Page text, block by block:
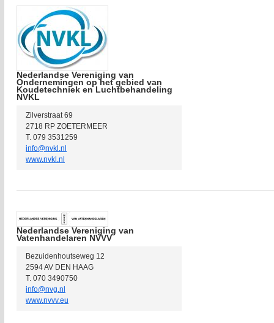
Nederlandse Vereniging van
Ondernemingen op het gebied van
Koudetechniek en Luchtbehandeling
NVKL
Zilverstraat 69
2718 RP ZOETERMEER
T. 079 3531259
info@nvkl.nl
www.nvkl.nl
Nederlandse Vereniging van
Vatenhandelaren NVVV
Bezuidenhoutseweg 12
2594 AV DEN HAAG
T. 070 3490750
info@nvg.nl
www.nvvv.eu